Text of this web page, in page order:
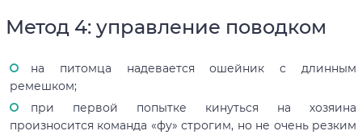
Метод 4: управление поводком
на питомца надевается ошейник с длинным
ремешком;
при первой попытке кинуться на хозяина
произносится команда «фу» строгим, но не очень резким